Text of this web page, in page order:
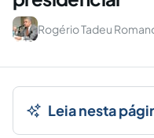
Rogério Tadeu
Leia nesta